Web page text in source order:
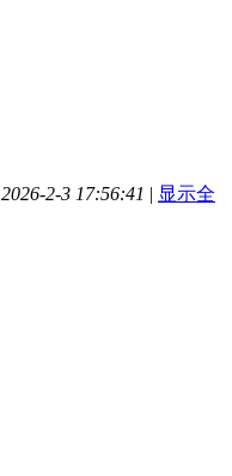
2-3 17:56:41 | 显示全